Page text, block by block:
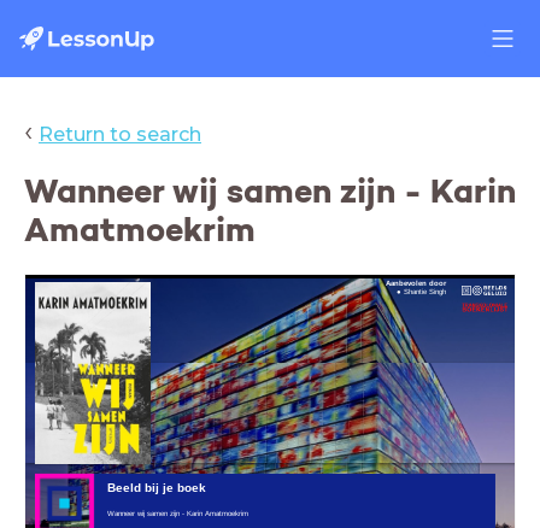
‹ Return to search
Wanneer wij samen zijn - Karin
Amatmoekrim
Beeld bij je boek
Wanneer wij samen zijn - Karin Amatmoekrim
Aanbevolen door
Shantie Singh